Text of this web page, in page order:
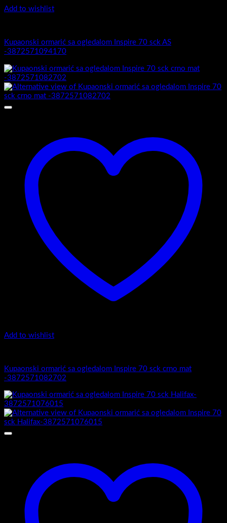
Add to wishlist
Kupaonski ormarić sa ogledalom Inspire 70 sck AS
-3872571094170
Add to wishlist
Kupaonski ormarić sa ogledalom Inspire 70 sck crno mat
-3872571082702